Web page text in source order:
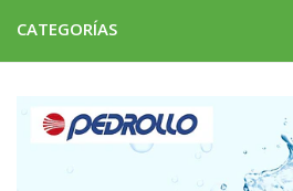
CATEGORÍAS